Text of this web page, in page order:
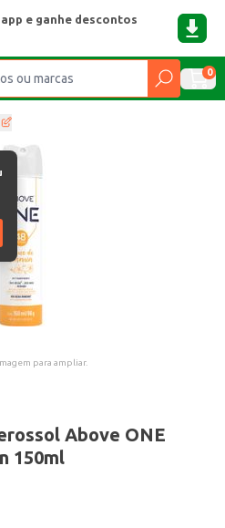
e ganhe descontos
0
para ampliar.
Above ONE
150ml